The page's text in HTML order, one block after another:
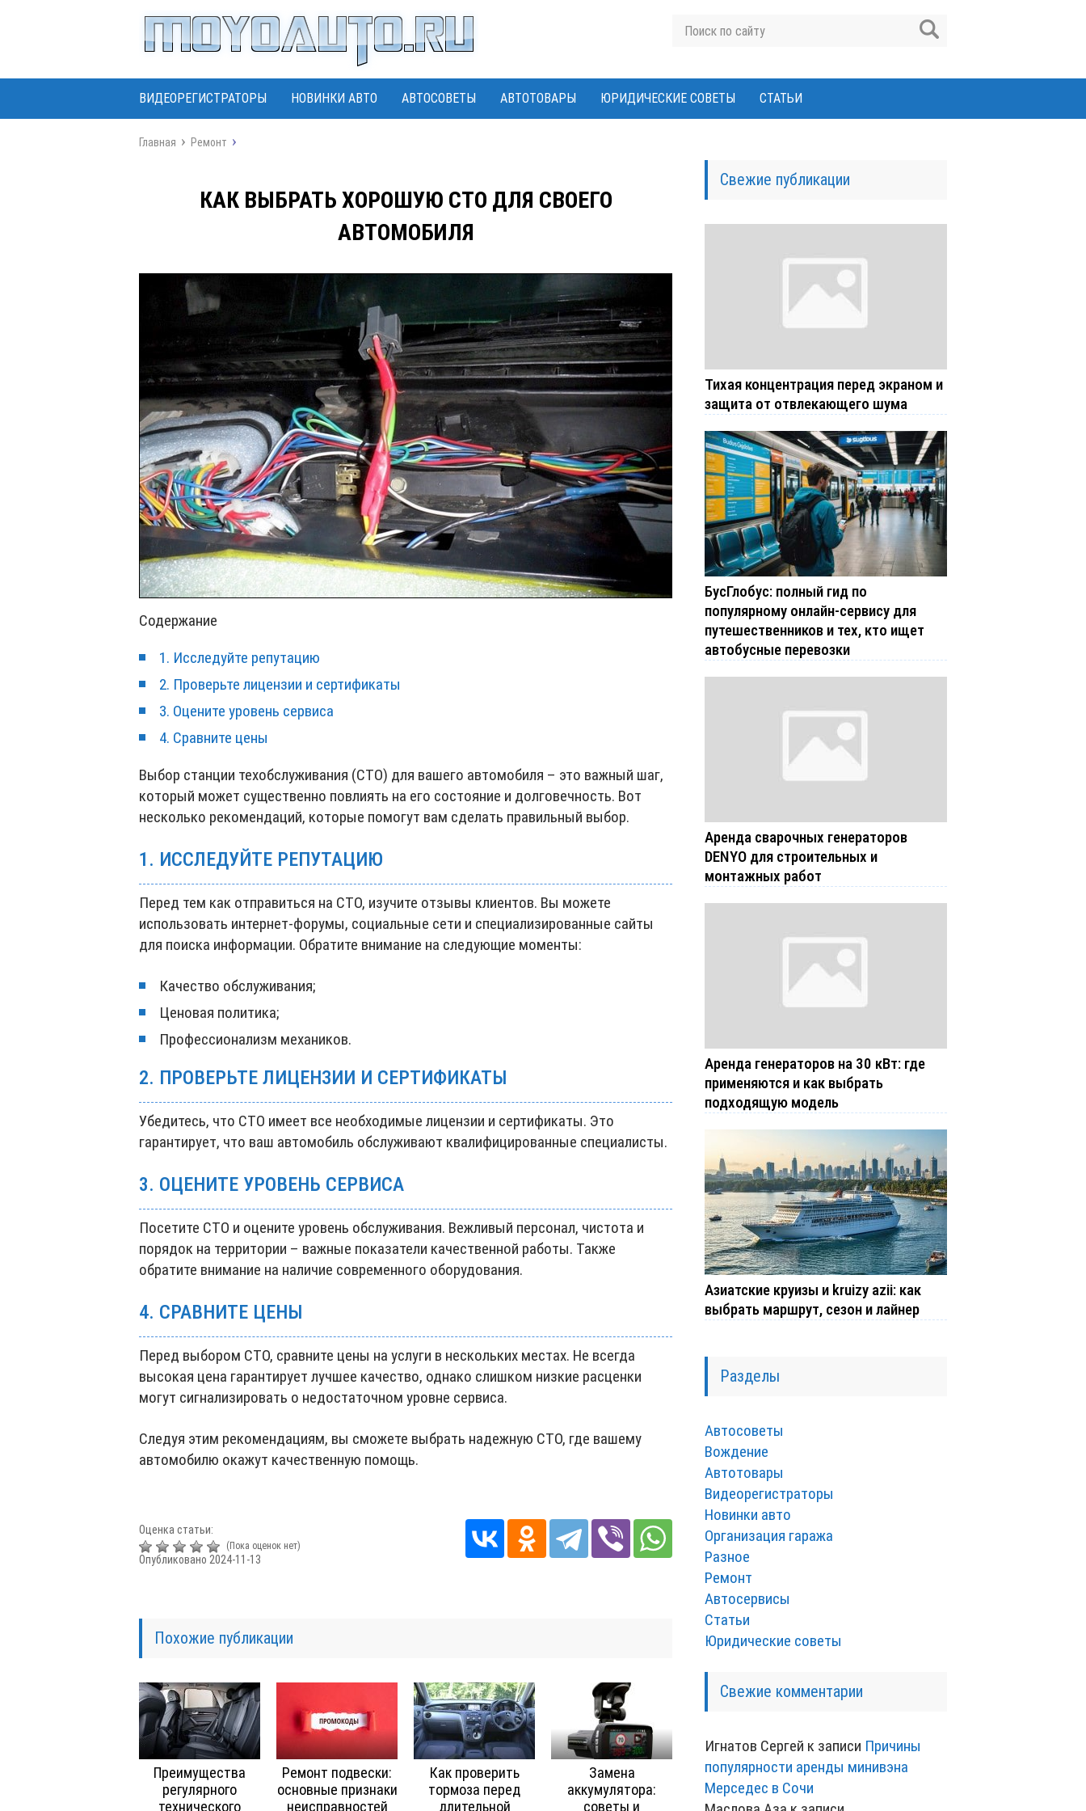
ВИДЕОРЕГИСТРАТОРЫ НОВИНКИ АВТО АВТОСОВЕТЫ АВТОТОВАРЫ ЮРИДИЧЕСКИЕ СОВЕТЫ СТАТЬИ
Главная Ремонт
КАК ВЫБРАТЬ ХОРОШУЮ СТО ДЛЯ СВОЕГО
АВТОМОБИЛЯ
Содержание
1. Исследуйте репутацию
2. Проверьте лицензии и сертификаты
3. Оцените уровень сервиса
4. Сравните цены
Выбор станции техобслуживания (СТО) для вашего автомобиля – это важный шаг,
который может существенно повлиять на его состояние и долговечность. Вот
несколько рекомендаций, которые помогут вам сделать правильный выбор.
1. ИССЛЕДУЙТЕ РЕПУТАЦИЮ
Перед тем как отправиться на СТО, изучите отзывы клиентов. Вы можете
использовать интернет-форумы, социальные сети и специализированные сайты
для поиска информации. Обратите внимание на следующие моменты:
Качество обслуживания;
Ценовая политика;
Профессионализм механиков.
2. ПРОВЕРЬТЕ ЛИЦЕНЗИИ И СЕРТИФИКАТЫ
Убедитесь, что СТО имеет все необходимые лицензии и сертификаты. Это
гарантирует, что ваш автомобиль обслуживают квалифицированные специалисты.
3. ОЦЕНИТЕ УРОВЕНЬ СЕРВИСА
Посетите СТО и оцените уровень обслуживания. Вежливый персонал, чистота и
порядок на территории – важные показатели качественной работы. Также
обратите внимание на наличие современного оборудования.
4. СРАВНИТЕ ЦЕНЫ
Перед выбором СТО, сравните цены на услуги в нескольких местах. Не всегда
высокая цена гарантирует лучшее качество, однако слишком низкие расценки
могут сигнализировать о недостаточном уровне сервиса.
Следуя этим рекомендациям, вы сможете выбрать надежную СТО, где вашему
автомобилю окажут качественную помощь.
Оценка статьи:
(Пока оценок нет)
Опубликовано 2024-11-13
Похожие публикации
Преимущества
регулярного
технического
Ремонт подвески:
основные признаки
неисправностей
Как проверить
тормоза перед
длительной
Замена
аккумулятора:
советы и
Свежие публикации
Тихая концентрация перед экраном и
защита от отвлекающего шума
БусГлобус: полный гид по
популярному онлайн-сервису для
путешественников и тех, кто ищет
автобусные перевозки
Аренда сварочных генераторов
DENYO для строительных и
монтажных работ
Аренда генераторов на 30 кВт: где
применяются и как выбрать
подходящую модель
Азиатские круизы и kruizy azii: как
выбрать маршрут, сезон и лайнер
Разделы
Автосоветы
Вождение
Автотовары
Видеорегистраторы
Новинки авто
Организация гаража
Разное
Ремонт
Автосервисы
Статьи
Юридические советы
Свежие комментарии
Игнатов Сергей к записи Причины
популярности аренды минивэна
Мерседес в Сочи